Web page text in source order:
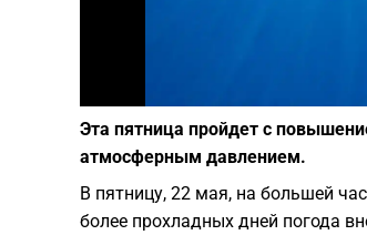
Эта пятница пройдет с
атмосферным давлением.
В пятницу, 22 мая, на большей
более прохладных дней погода